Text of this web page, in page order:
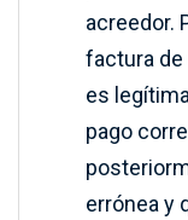
acreedor.
factura de
es
pago
errónea y